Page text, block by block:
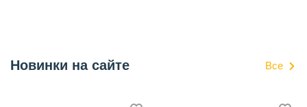
Новинки на сайте Все